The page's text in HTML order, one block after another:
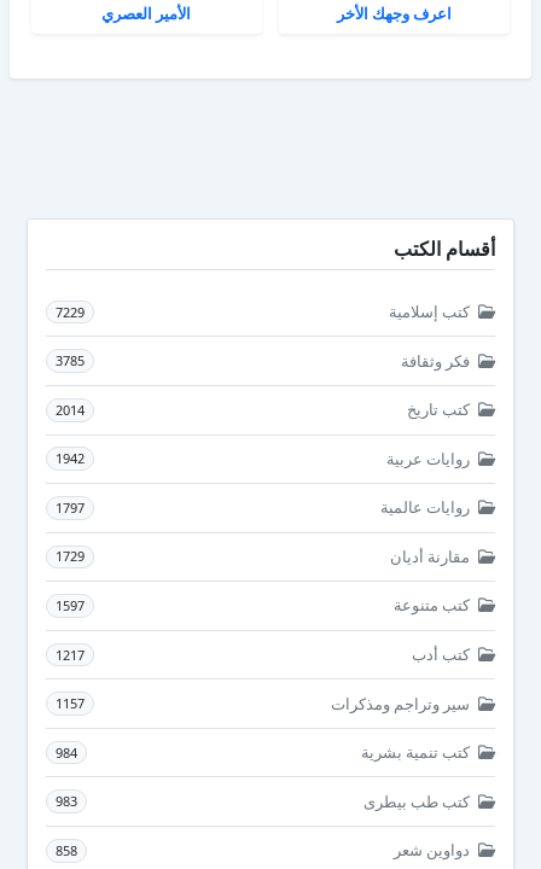
اعرف وجهك الأخر الأمير العصري
أقسام الكتب
كتب إسلامية 7229
فكر وثقافة 3785
كتب تاريخ 2014
روايات عربية 1942
روايات عالمية 1797
مقارنة أديان 1729
كتب متنوعة 1597
كتب أدب 1217
سير وتراجم ومذكرات 1157
كتب تنمية بشرية 984
كتب طب بيطرى 983
دواوين شعر 858